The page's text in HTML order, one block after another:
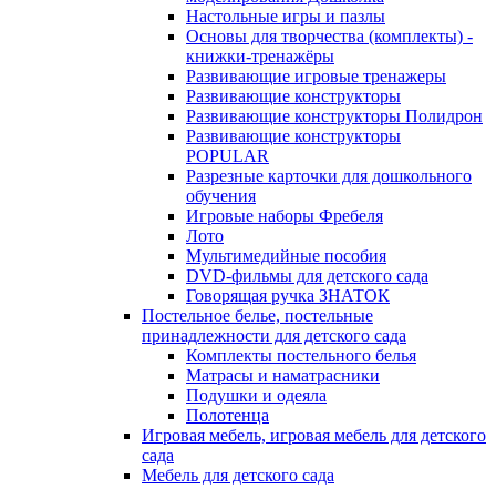
Настольные игры и пазлы
Основы для творчества (комплекты) -
книжки-тренажёры
Развивающие игровые тренажеры
Развивающие конструкторы
Развивающие конструкторы Полидрон
Развивающие конструкторы
POPULAR
Разрезные карточки для дошкольного
обучения
Игровые наборы Фребеля
Лото
Мультимедийные пособия
DVD-фильмы для детского сада
Говорящая ручка ЗНАТОК
Постельное белье, постельные
принадлежности для детского сада
Комплекты постельного белья
Матрасы и наматрасники
Подушки и одеяла
Полотенца
Игровая мебель, игровая мебель для детского
сада
Мебель для детского сада